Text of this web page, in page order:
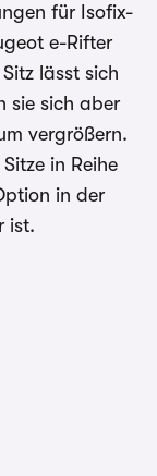
für Isofix-
e-Rifter
lässt sich
sie sich aber
vergrößern.
in Reihe
in der
ist.